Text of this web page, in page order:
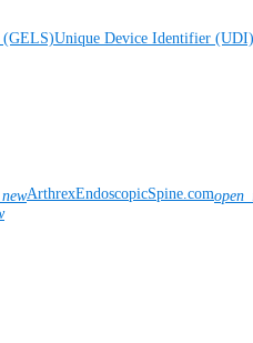
(GELS)Unique Device Identifier (UDI)
ArthrexEndoscopicSpine.com